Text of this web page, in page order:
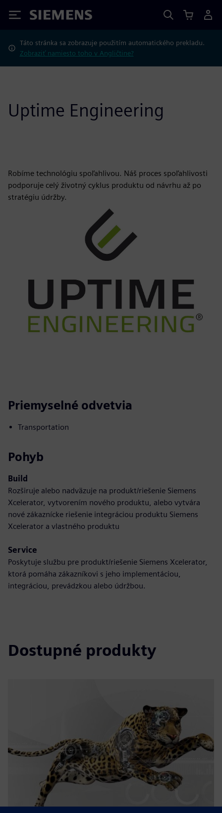
Siemens
Táto stránka sa zobrazuje použitím automatického prekladu.
Zobraziť namiesto toho v Angličtine?
Uptime Engineering
Robíme technológiu spoľahlivou. Náš proces spoľahlivosti
podporuje celý životný cyklus produktu od návrhu až po
stratégiu údržby.
Priemyselné odvetvia
Transportation
Pohyb
Build
Rozširuje alebo nadväzuje na produkt/riešenie Siemens
Xcelerator, vytvorením nového produktu, alebo vytvára
nové zákaznícke riešenie integráciou produktu Siemens
Xcelerator a vlastného produktu
Service
Poskytuje službu pre produkt/riešenie Siemens Xcelerator,
ktorá pomáha zákazníkovi s jeho implementáciou,
integráciou, prevádzkou alebo údržbou.
Dostupné produkty